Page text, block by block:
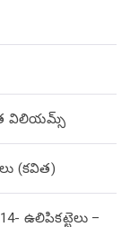
విలియమ్స్
(కవిత)
ఉలిపికట్టెలు –